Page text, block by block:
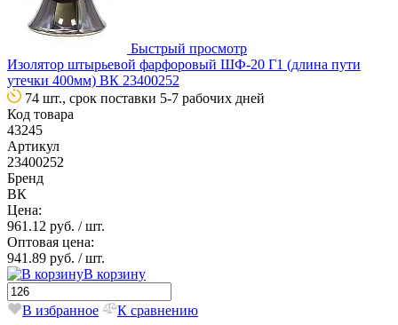
Быстрый просмотр
Изолятор штырьевой фарфоровый ШФ-20 Г1 (длина пути
утечки 400мм) ВК 23400252
74 шт., срок поставки 5-7 рабочих дней
Код товара
43245
Артикул
23400252
Бренд
ВК
Цена:
961.12 руб. / шт.
Оптовая цена:
941.89 руб. / шт.
В корзину
В избранное К сравнению